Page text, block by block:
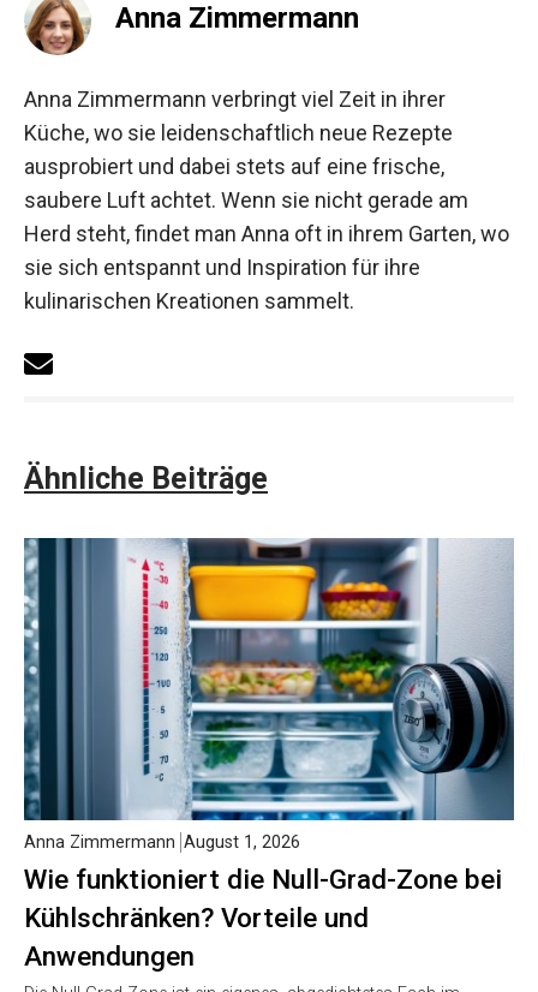
Anna Zimmermann
Anna Zimmermann verbringt viel Zeit in ihrer
Küche, wo sie leidenschaftlich neue Rezepte
ausprobiert und dabei stets auf eine frische,
saubere Luft achtet. Wenn sie nicht gerade am
Herd steht, findet man Anna oft in ihrem Garten, wo
sie sich entspannt und Inspiration für ihre
kulinarischen Kreationen sammelt.
Ähnliche Beiträge
Wie funktioniert die Null-Grad-Zone bei
Kühlschränken? Vorteile und
Anwendungen
Anna Zimmermann August 1, 2026